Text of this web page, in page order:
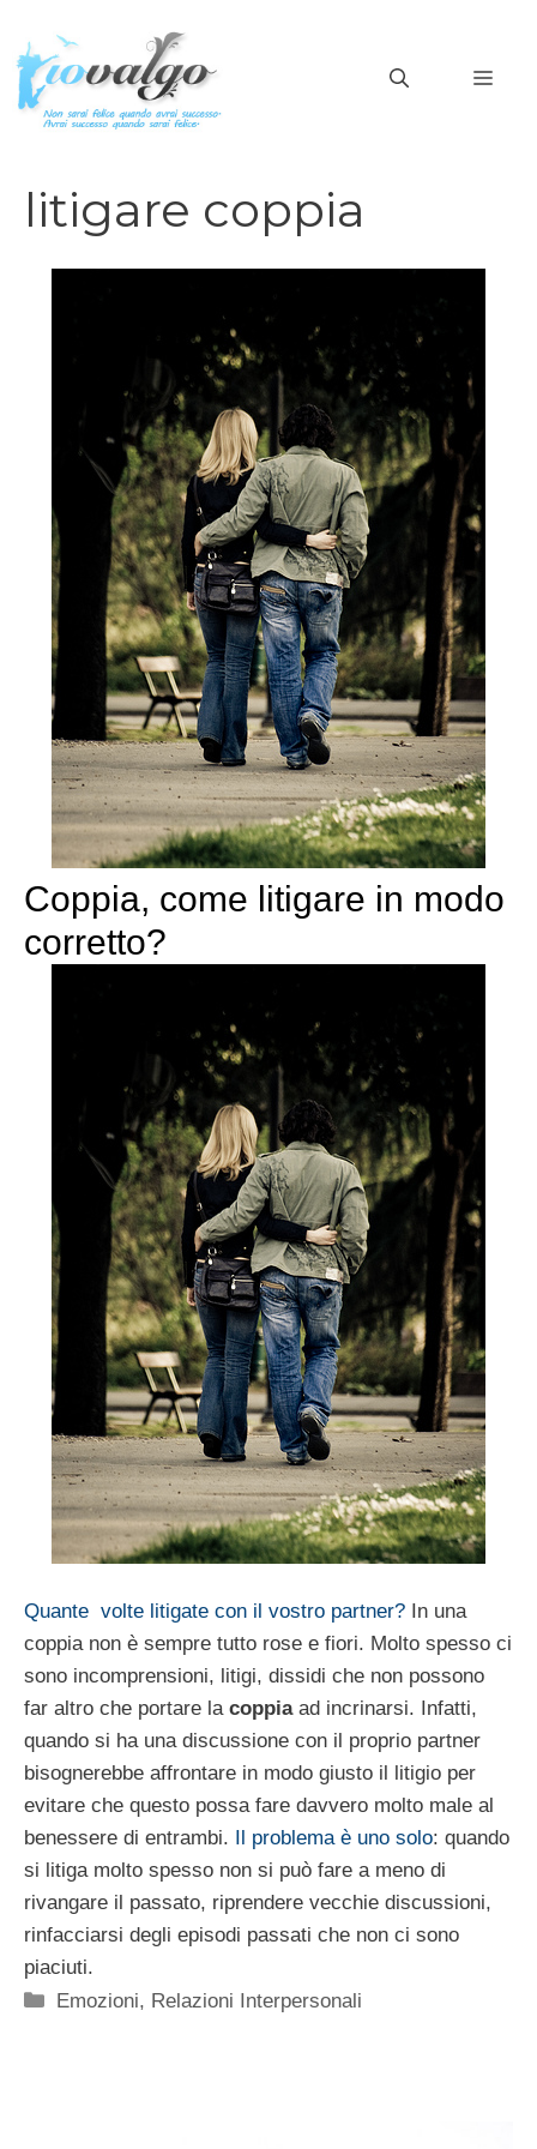
contenuto
litigare coppia
Coppia, come litigare in modo
corretto?
Quante volte litigate con il vostro partner? In una
coppia non è sempre tutto rose e fiori. Molto spesso ci
sono incomprensioni, litigi, dissidi che non possono
far altro che portare la coppiaad incrinarsi. Infatti,
quando si ha una discussione con il proprio partner
bisognerebbe affrontare in modo giusto il litigio per
evitare che questo possa fare davvero molto male al
benessere di entrambi. Il problema è uno solo: quando
si litiga molto spesso non si può fare a meno di
rivangare il passato, riprendere vecchie discussioni,
rinfacciarsi degli episodi passati che non ci sono
piaciuti.
Categorie
Emozioni, Relazioni Interpersonali